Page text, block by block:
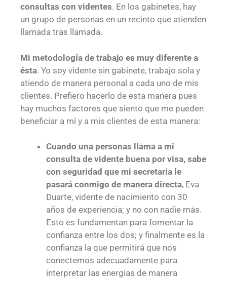
consultas con videntes. En los gabinetes, hay
un grupo de personas en un recinto que atienden
llamada tras llamada.
Mi metodología de trabajo es muy diferente a
ésta. Yo soy vidente sin gabinete, trabajo sola y
atiendo de manera personal a cada uno de mis
clientes. Prefiero hacerlo de esta manera pues
hay muchos factores que siento que me pueden
beneficiar a mí y a mis clientes de esta manera:
Cuando una personas llama a mi
consulta de vidente buena por visa, sabe
con seguridad que mi secretaria le
pasará conmigo de manera directa, Eva
Duarte, vidente de nacimiento con 30
años de experiencia; y no con nadie más.
Esto es fundamentan para fomentar la
confianza entre los dos; y finalmente es la
confianza la que permitirá que nos
conectemos adecuadamente para
interpretar las energías de manera